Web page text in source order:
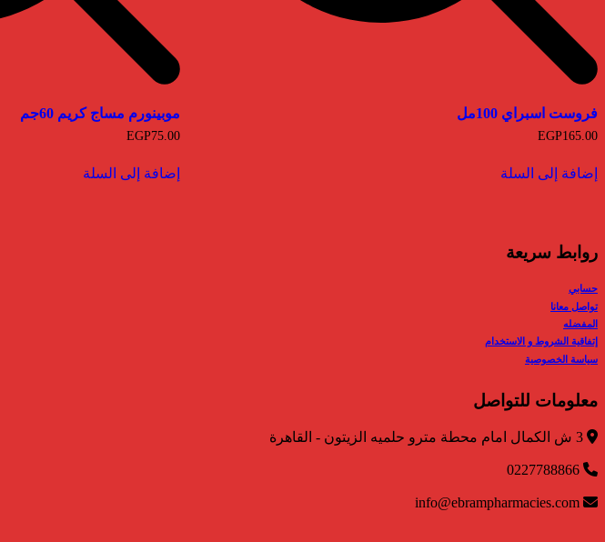
فروست اسبراي 100مل
EGP165.00
إضافة إلى السلة
موبينورم مساج كريم 60جم
EGP75.00
إضافة إلى السلة
روابط سريعة
حسابي
تواصل معانا
المفضله
إتفاقية الشروط و الاستخدام
سياسة الخصوصية
معلومات للتواصل